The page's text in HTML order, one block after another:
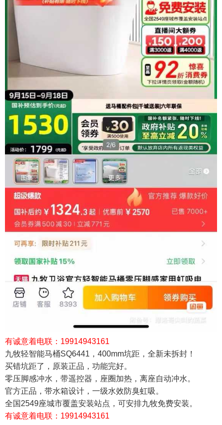
有诚意着电联：19914943161
九牧轻智能马桶SQ6441，400mm坑距，全新未拆封！
买错坑距了，原装正品，功能完好。
零压脚感冲水，带遥控器，座圈加热，离座自动冲水。
官方正品，带水箱设计，一级水效防臭虹吸。
全国2549座城市覆盖安装站点，可安排九牧免费安装。
有诚意着电联：19914943161